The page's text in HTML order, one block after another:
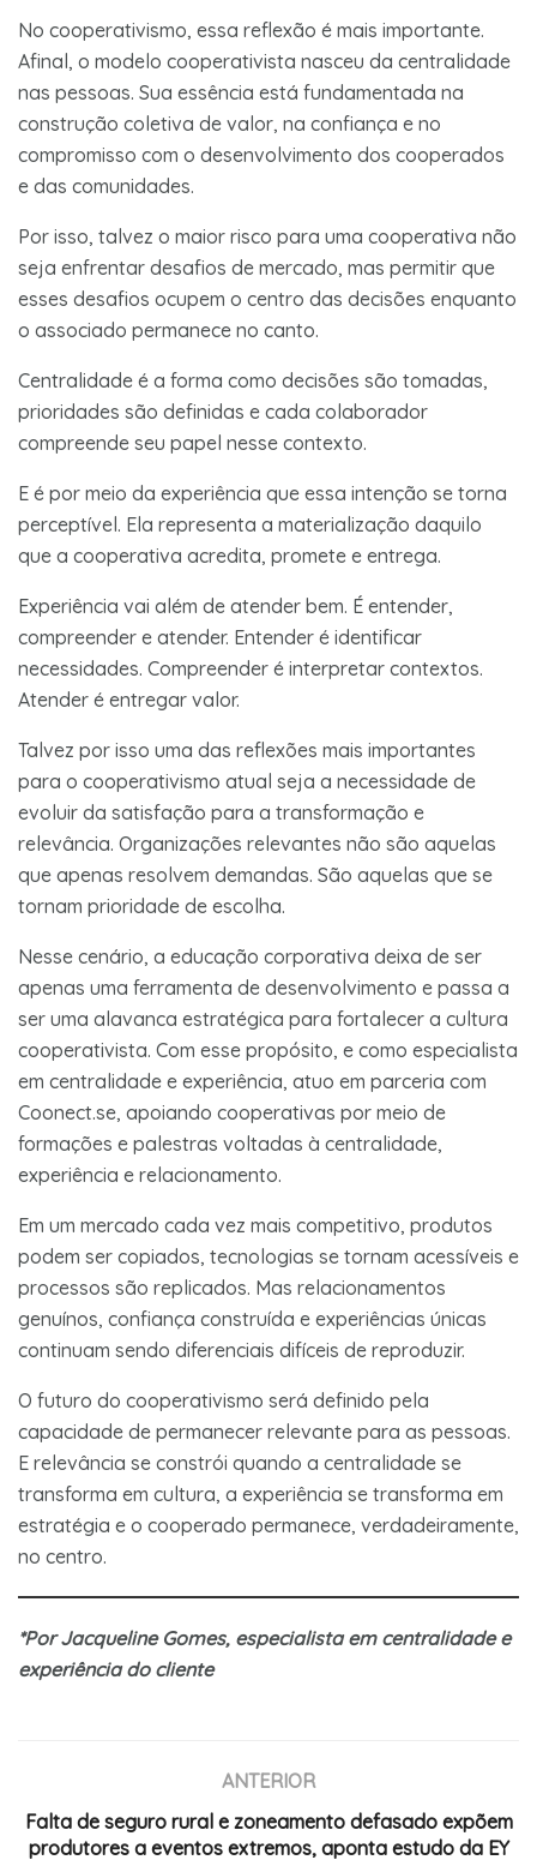
No cooperativismo, essa reflexão é mais importante.
Afinal, o modelo cooperativista nasceu da centralidade
nas pessoas. Sua essência está fundamentada na
construção coletiva de valor, na confiança e no
compromisso com o desenvolvimento dos cooperados
e das comunidades.
Por isso, talvez o maior risco para uma cooperativa não
seja enfrentar desafios de mercado, mas permitir que
esses desafios ocupem o centro das decisões enquanto
o associado permanece no canto.
Centralidade é a forma como decisões são tomadas,
prioridades são definidas e cada colaborador
compreende seu papel nesse contexto.
E é por meio da experiência que essa intenção se torna
perceptível. Ela representa a materialização daquilo
que a cooperativa acredita, promete e entrega.
Experiência vai além de atender bem. É entender,
compreender e atender. Entender é identificar
necessidades. Compreender é interpretar contextos.
Atender é entregar valor.
Talvez por isso uma das reflexões mais importantes
para o cooperativismo atual seja a necessidade de
evoluir da satisfação para a transformação e
relevância. Organizações relevantes não são aquelas
que apenas resolvem demandas. São aquelas que se
tornam prioridade de escolha.
Nesse cenário, a educação corporativa deixa de ser
apenas uma ferramenta de desenvolvimento e passa a
ser uma alavanca estratégica para fortalecer a cultura
cooperativista. Com esse propósito, e como especialista
em centralidade e experiência, atuo em parceria com
Coonect.se, apoiando cooperativas por meio de
formações e palestras voltadas à centralidade,
experiência e relacionamento.
Em um mercado cada vez mais competitivo, produtos
podem ser copiados, tecnologias se tornam acessíveis e
processos são replicados. Mas relacionamentos
genuínos, confiança construída e experiências únicas
continuam sendo diferenciais difíceis de reproduzir.
O futuro do cooperativismo será definido pela
capacidade de permanecer relevante para as pessoas.
E relevância se constrói quando a centralidade se
transforma em cultura, a experiência se transforma em
estratégia e o cooperado permanece, verdadeiramente,
no centro.
*Por Jacqueline Gomes, especialista em centralidade e
experiência do cliente
ANTERIOR
Falta de seguro rural e zoneamento defasado expõem
produtores a eventos extremos, aponta estudo da EY